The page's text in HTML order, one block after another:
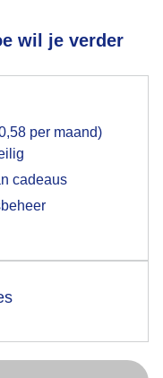
wil je verder
per maand)
cadeaus
voor het
op hebt gegeven,
je browser waarin
later